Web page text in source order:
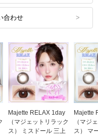
合わせ
Majette RELAX 1day
（マジェットリラック
ス） ミスドール 三上
Majette
（マジ
ス） マ